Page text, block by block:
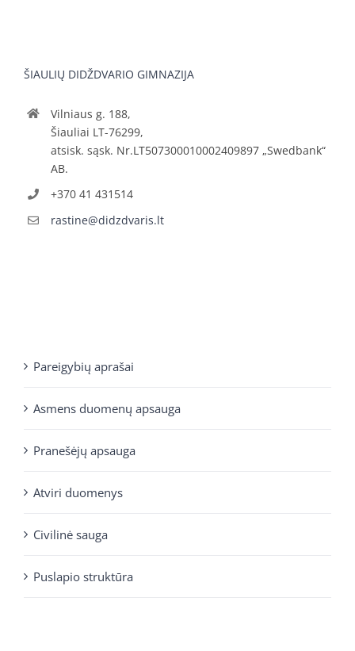
ŠIAULIŲ DIDŽDVARIO GIMNAZIJA
Vilniaus g. 188,
Šiauliai LT-76299,
atsisk. sąsk. Nr.LT507300010002409897 „Swedbank“
AB.
+370 41 431514
rastine@didzdvaris.lt
Pareigybių aprašai
Asmens duomenų apsauga
Pranešėjų apsauga
Atviri duomenys
Civilinė sauga
Puslapio struktūra